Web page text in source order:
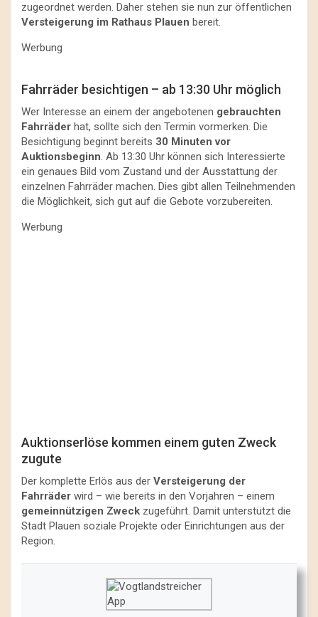
zugeordnet werden. Daher stehen sie nun zur öffentlichen
Versteigerung im Rathaus Plauen bereit.
Werbung
Fahrräder besichtigen – ab 13:30 Uhr möglich
Wer Interesse an einem der angebotenen gebrauchten
Fahrräder hat, sollte sich den Termin vormerken. Die
Besichtigung beginnt bereits 30 Minuten vor
Auktionsbeginn. Ab 13:30 Uhr können sich Interessierte
ein genaues Bild vom Zustand und der Ausstattung der
einzelnen Fahrräder machen. Dies gibt allen Teilnehmenden
die Möglichkeit, sich gut auf die Gebote vorzubereiten.
Werbung
Auktionserlöse kommen einem guten Zweck
zugute
Der komplette Erlös aus der Versteigerung der
Fahrräder wird – wie bereits in den Vorjahren – einem
gemeinnützigen Zweck zugeführt. Damit unterstützt die
Stadt Plauen soziale Projekte oder Einrichtungen aus der
Region.